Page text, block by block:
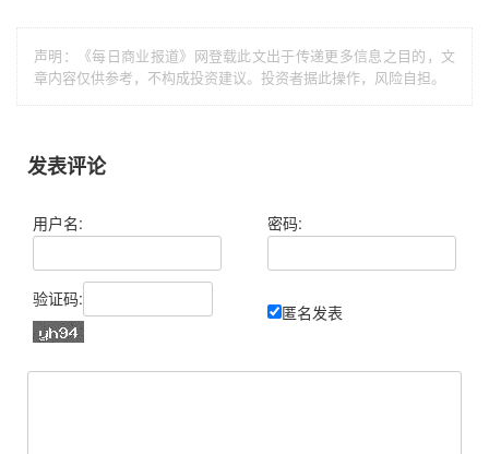
声明：《每日商业报道》网登载此文出于传递更多信息之目的，文
章内容仅供参考，不构成投资建议。投资者据此操作，风险自担。
发表评论
用户名: 密码:
验证码:
匿名发表